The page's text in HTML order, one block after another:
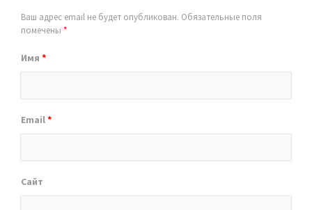
Ваш адрес email не будет опубликован. Обязательные поля
помечены *
Имя *
Email*
Сайт